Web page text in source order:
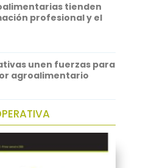
tienden
profesional y el
unen fuerzas para
agroalimentario